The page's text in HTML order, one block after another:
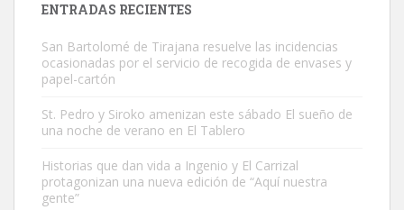
Busco adopción responsable para mi perra. Pastor alemán,
hembra, 4 años. Por motivos personales ...
Leales.org » Gran Canaria
ENTRADAS RECIENTES
San Bartolomé de Tirajana resuelve las incidencias
ocasionadas por el servicio de recogida de envases y
papel-cartón
St. Pedro y Siroko amenizan este sábado El sueño de
una noche de verano en El Tablero
Historias que dan vida a Ingenio y El Carrizal
protagonizan una nueva edición de “Aquí nuestra
gente”